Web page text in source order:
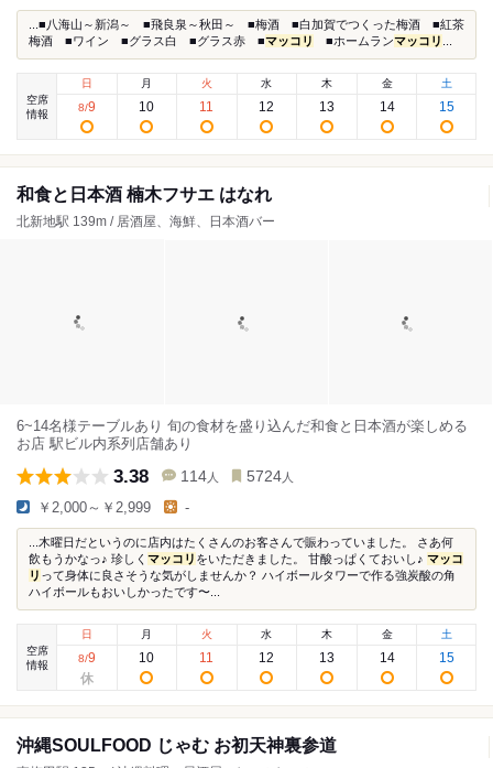
...■八海山～新潟～ ■飛良泉～秋田～ ■梅酒 ■白加賀でつくった梅酒 ■紅茶
梅酒 ■ワイン ■グラス白 ■グラス赤 ■マッコリ ■ホームランマッコリ
空席
情報
日
8/9
月
10
火
11
水
12
木
13
金
14
土
15
和食と日本酒 楠木フサエ はなれ
北新地駅 139m / 居酒屋、海鮮、日本酒バー
6~14名様テーブルあり 旬の食材を盛り込んだ和食と日本酒が楽しめる
お店 駅ビル内系列店舗あり
3.38 114 人 5724 人
￥2,000～￥2,999 -
...木曜日だというのに店内はたくさんのお客さんで賑わっていました。 さあ何
飲もうかなっ♪ 珍しく マッコリ をいただきました。 甘酸っぱくておいし♪ マッコ
リ って身体に良さそうな気がしませんか？ ハイボールタワーで作る強炭酸の角
ハイボールもおいしかったです〜...
空席
情報
日
8/9
月
10
火
11
水
12
木
13
金
14
土
15
沖縄SOULFOOD じゃむ お初天神裏参道